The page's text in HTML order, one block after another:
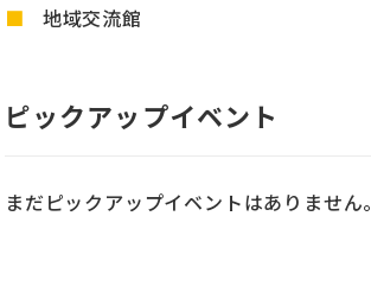
地域交流館
ピックアップイベント
まだピックアップイベントはありません。